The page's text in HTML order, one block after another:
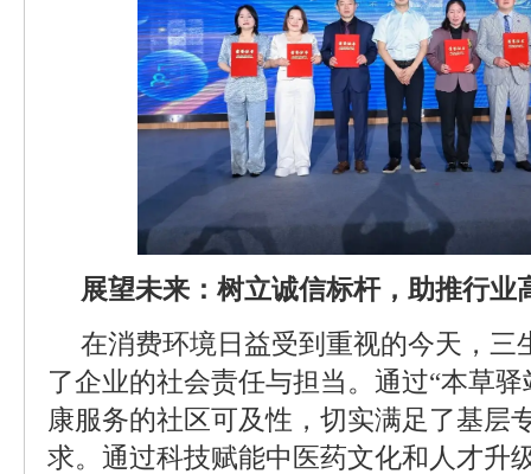
展望未来：树立诚信标杆，助推行业
在消费环境日益受到重视的今天，三
了企业的社会责任与担当。通过“本草
康服务的社区可及性，切实满足了基层
求。通过科技赋能中医药文化和人才升